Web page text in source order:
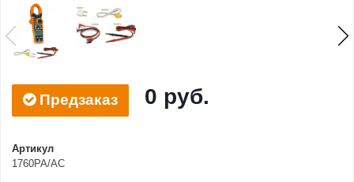
Предзаказ 0 руб.
Артикул
1760PA/AC